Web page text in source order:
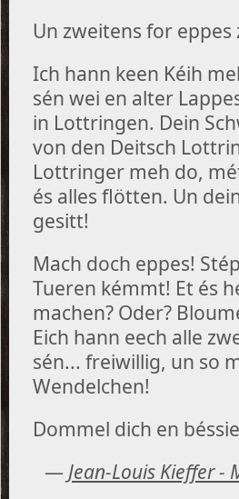
Un zweitens for eppes
Ich hann keen Kéih
sén wei en alter
in Lottringen. Dein
von den Deitsch
Lottringer meh do,
és alles flötten. Un
gesitt!
Mach doch eppes!
Tueren kémmt! Et és
machen? Oder?
Eich hann eech alle
sén... freiwillig, un so
Wendelchen!
Dommel dich en
— Jean-Louis Kieffer -